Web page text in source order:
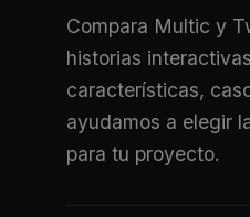
Compara Multic y
historias
características,
ayudamos a elegir
para tu proyecto.